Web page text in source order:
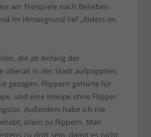
wir Freispiele nach Belieben
im Hintergrund lief „Riders on
die ab Anfang der
überall in der Stadt aufpoppten,
gezogen. Flippern gehörte für
und eine Kneipe ohne Flipper
Außerdem habe ich nie
allein zu flippern. Man
zu dritt sein, damit es nicht